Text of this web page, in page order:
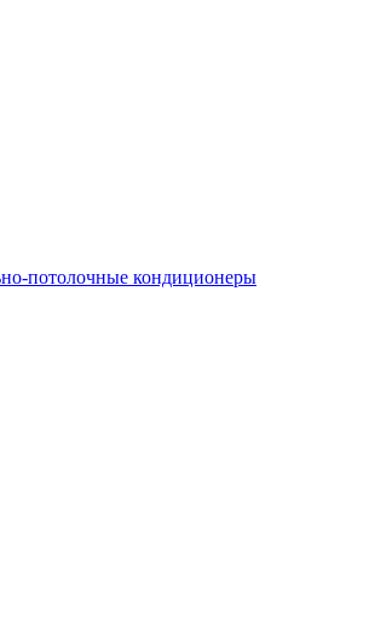
потолочные кондиционеры